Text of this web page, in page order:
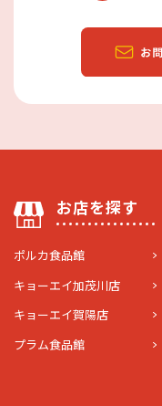
お店を探す
ポルカ食品館
キョーエイ加茂川店
キョーエイ賀陽店
プラム食品館